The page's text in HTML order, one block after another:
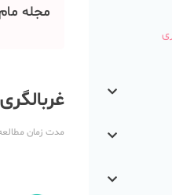
مجله
مدت زمان